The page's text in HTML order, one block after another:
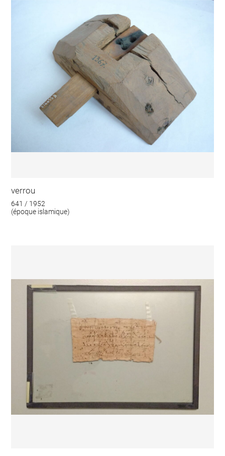
verrou
641 / 1952
(époque islamique)